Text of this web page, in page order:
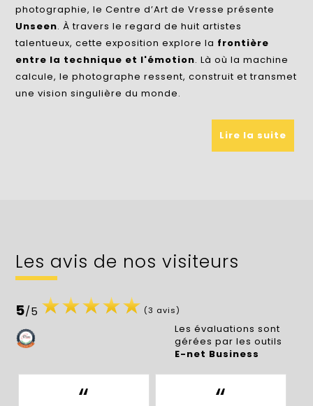
photographie, le Centre d’Art de Vresse présente
Unseen. À travers le regard de huit artistes
talentueux, cette exposition explore la frontière
entre la technique et l'émotion. Là où la machine
calcule, le photographe ressent, construit et transmet
une vision singulière du monde.
Lire la suite
Les avis de nos visiteurs
5/5 (3 avis)
Les évaluations sont
gérées par les outils
E-net Business
“ “